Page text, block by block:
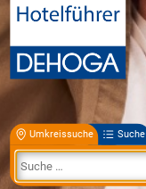
Umkreissuche Suche